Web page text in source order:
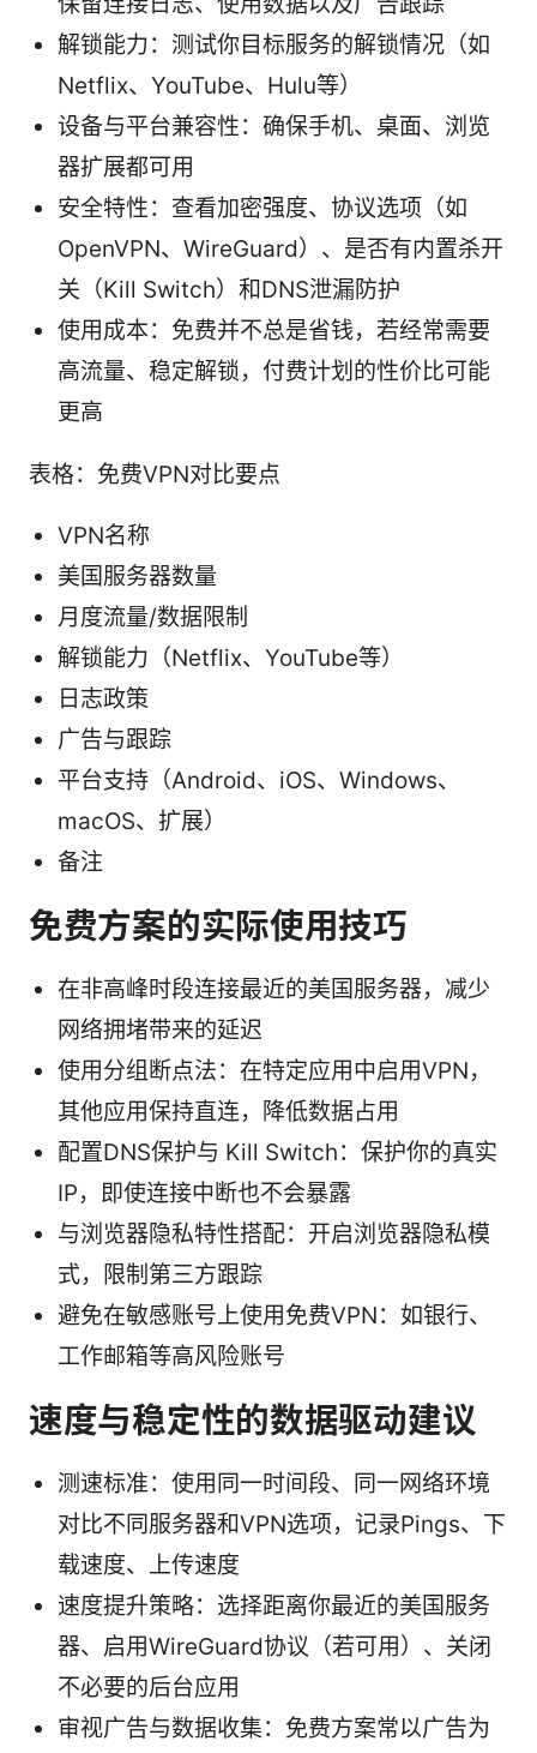
解锁能力：测试你目标服务的解锁情况（如
Netflix、YouTube、Hulu等）
设备与平台兼容性：确保手机、桌面、浏览
器扩展都可用
安全特性：查看加密强度、协议选项（如
OpenVPN、WireGuard）、是否有内置杀开
关（Kill Switch）和DNS泄漏防护
使用成本：免费并不总是省钱，若经常需要
高流量、稳定解锁，付费计划的性价比可能
更高
表格：免费VPN对比要点
VPN名称
美国服务器数量
月度流量/数据限制
解锁能力（Netflix、YouTube等）
日志政策
广告与跟踪
平台支持（Android、iOS、Windows、
macOS、扩展）
备注
免费方案的实际使用技巧
在非高峰时段连接最近的美国服务器，减少
网络拥堵带来的延迟
使用分组断点法：在特定应用中启用VPN，
其他应用保持直连，降低数据占用
配置DNS保护与 Kill Switch：保护你的真实
IP，即使连接中断也不会暴露
与浏览器隐私特性搭配：开启浏览器隐私模
式，限制第三方跟踪
避免在敏感账号上使用免费VPN：如银行、
工作邮箱等高风险账号
速度与稳定性的数据驱动建议
测速标准：使用同一时间段、同一网络环境
对比不同服务器和VPN选项，记录Pings、下
载速度、上传速度
速度提升策略：选择距离你最近的美国服务
器、启用WireGuard协议（若可用）、关闭
不必要的后台应用
审视广告与数据收集：免费方案常以广告为